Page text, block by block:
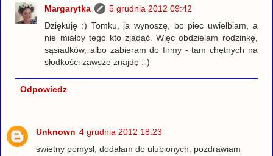
Margarytka
5 grudnia 2012 09:42
Dziękuję :) Tomku, ja wynoszę, bo piec uwielbiam, a
nie miałby tego kto zjadać. Więc obdzielam rodzinkę,
sąsiadków, albo zabieram do firmy - tam chętnych na
słodkości zawsze znajdę :-)
Odpowiedz
Unknown 4 grudnia 2012 18:23
świetny pomysł, dodałam do ulubionych, pozdrawiam